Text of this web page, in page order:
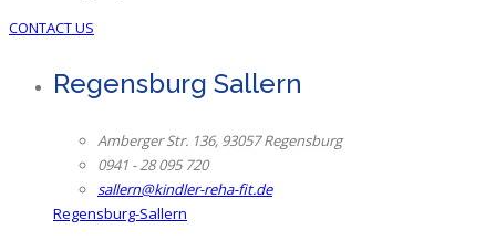
CONTACT US
Regensburg Sallern
Amberger Str. 136, 93057 Regensburg
0941 - 28 095 720
sallern@kindler-reha-fit.de
Regensburg-Sallern